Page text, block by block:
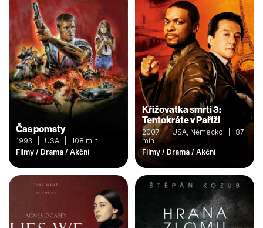
Čas pomsty
1993 | USA | 108 min
Filmy / Drama / Akční
Křižovatka smrti 3:
Tentokráte v Paříži
2007 | USA, Německo | 87
min
Filmy / Drama / Akční